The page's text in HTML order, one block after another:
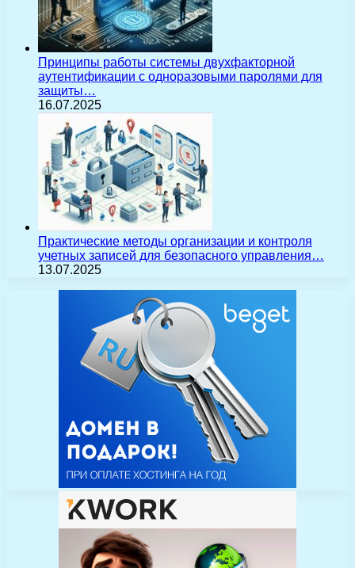
Принципы работы системы двухфакторной
аутентификации с одноразовыми паролями для
защиты…
16.07.2025
Практические методы организации и контроля
учетных записей для безопасного управления…
13.07.2025